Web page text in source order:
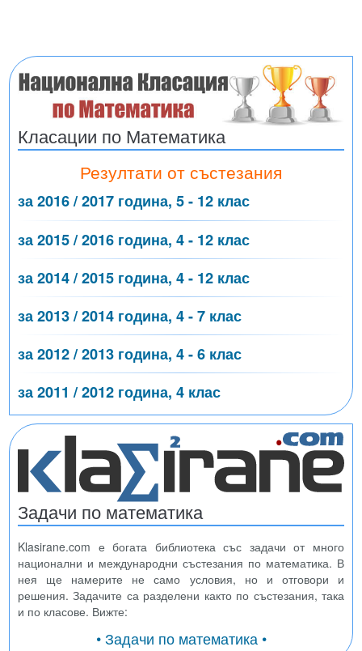
Класации по Математика
Резултати от състезания
за 2016 / 2017 година, 5 - 12 клас
за 2015 / 2016 година, 4 - 12 клас
за 2014 / 2015 година, 4 - 12 клас
за 2013 / 2014 година, 4 - 7 клас
за 2012 / 2013 година, 4 - 6 клас
за 2011 / 2012 година, 4 клас
Задачи по математика
Klasirane.com е богата библиотека със задачи от много
национални и международни състезания по математика. В
нея ще намерите не само условия, но и отговори и
решения. Задачите са разделени както по състезания, така
и по класове. Вижте:
• Задачи по математика •